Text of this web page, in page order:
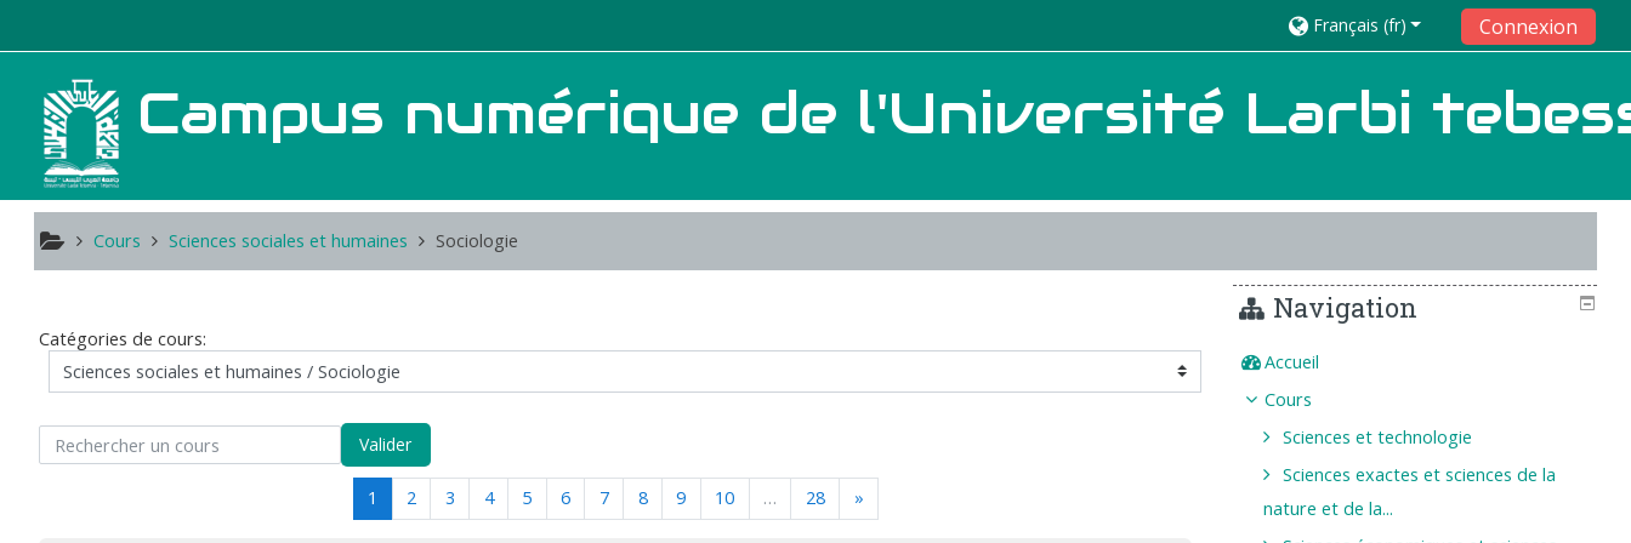
Français ‎(fr)‎ Connexion
Campus numérique de l'Université Larbi
Cours Sciences sociales et humaines Sociologie
Catégories de cours:
un cours Valider
1 (actuel)
2 3 4 5 6 7 8 9 10 … 28 »Suivant
Navigation
Accueil
Cours
Sciences et technologie
Sciences exactes et sciences de la
nature et de la...